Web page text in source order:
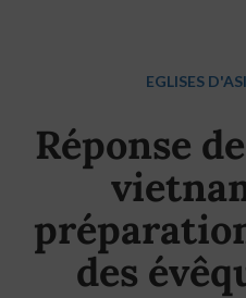
EGLISES
Réponse
des